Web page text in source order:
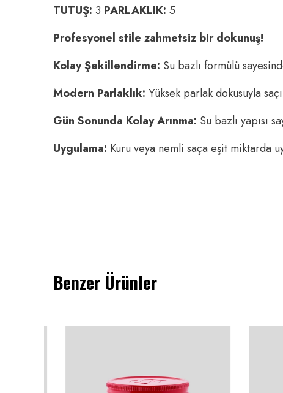
TUTUŞ: 3 PARLAKLIK: 5
Profesyonel stile zahmetsiz bir dokunuş!
Kolay Şekillendirme: Su bazlı formülü
Modern Parlaklık: Yüksek parlak dokusuyla
Gün Sonunda Kolay Arınma: Su bazlı yapısı
Uygulama: Kuru veya nemli saça eşit miktarda
Benzer Ürünler